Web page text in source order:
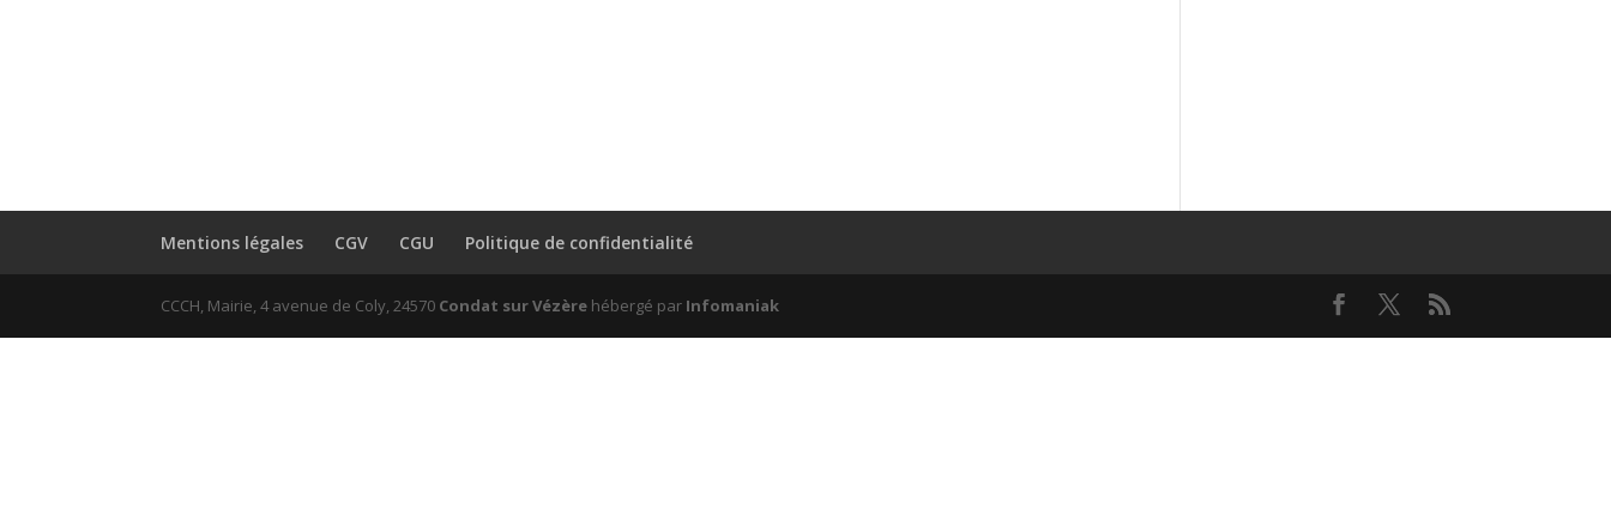
Mentions légales CGV CGU Politique de confidentialité
CCCH, Mairie, 4 avenue de Coly, 24570 Condat sur Vézère hébergé par Infomaniak